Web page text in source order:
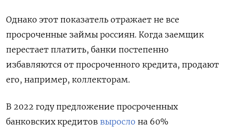
Однако этот показатель отражает не все
просроченные займы россиян. Когда заемщик
перестает платить, банки постепенно
избавляются от просроченного кредита, продают
его, например, коллекторам.
В 2022 году предложение просроченных
банковских кредитов выросло на 60%